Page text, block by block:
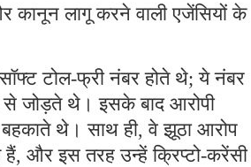
कानून लागू करने वाली एजेंसियों के
टोल-फ्री नंबर होते थे; ये नंबर
से जोड़ते थे। इसके बाद आरोपी
थे। साथ ही, वे झूठा आरोप
हैं, और इस तरह उन्हें क्रिप्टो-करेंसी